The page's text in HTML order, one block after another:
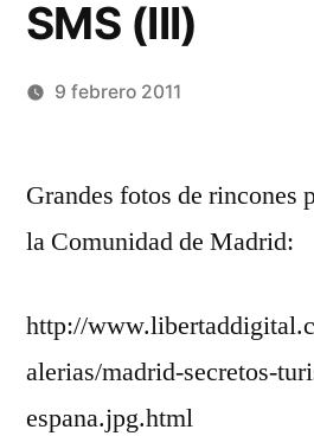
SMS (III)
Álvarez
9 febrero 2011
comentario
en
(III)
Grandes fotos de rincones
la Comunidad de Madrid:
http://
alerias/madrid-secretos-
espana.jpg.html